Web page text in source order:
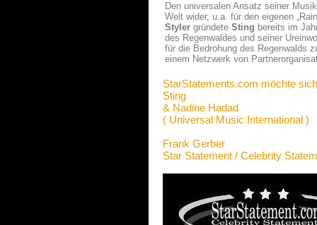
Den universalen Ansatz seiner
Welt wider, u.a. für den eigenen
Styler gründete Sting bereits im
des Regenwaldes und seiner
für die Bedrohung des Regenwalds
einem Netzwerk von
StarStatements.com möchte
Sting
& Nadine Hadad
( Universal Music International )
Frank Gerber
Star Statement / Celebrity